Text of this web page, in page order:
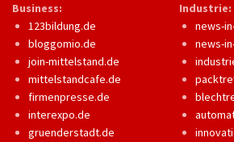
Business:
123bildung.de
bloggomio.de
join-mittelstand.de
mittelstandcafe.de
firmenpresse.de
interexpo.de
gruenderstadt.de
Industrie:
news-
news-